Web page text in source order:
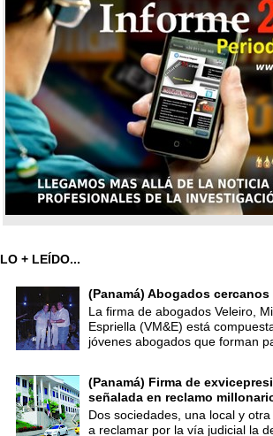
LO + LEÍDO...
(Panamá) Abogados
La firma de abogados Veleiro,
Espriella (VM&E) está
jóvenes abogados que forman
(Panamá) Firma de
señalada en reclamo
Dos sociedades, una local y
a reclamar por la vía judicial la